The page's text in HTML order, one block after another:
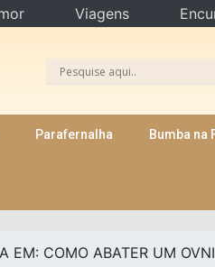
Parafernalha Bumba na
EM: COMO ABATER UM OVNI
Viagens